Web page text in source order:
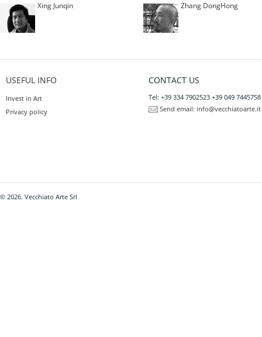
Xing Junqin Zhang DongHong
USEFUL INFO
Invest in Art
Privacy policy
CONTACT US
Tel: +39 334 7902523 +39 049 7445758
Send email: info@vecchiatoarte.it
© 2026. Vecchiato Arte Srl